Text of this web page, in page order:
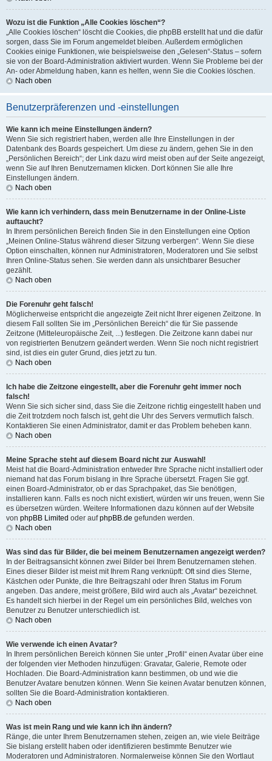
Wozu ist die Funktion „Alle Cookies löschen“?
„Alle Cookies löschen“ löscht die Cookies, die phpBB erstellt hat und die dafür
sorgen, dass Sie im Forum angemeldet bleiben. Außerdem ermöglichen
Cookies einige Funktionen, wie beispielsweise den „Gelesen“-Status – sofern
sie von der Board-Administration aktiviert wurden. Wenn Sie Probleme bei der
An- oder Abmeldung haben, kann es helfen, wenn Sie die Cookies löschen.
Nach oben
Benutzerpräferenzen und -einstellungen
Wie kann ich meine Einstellungen ändern?
Wenn Sie sich registriert haben, werden alle Ihre Einstellungen in der
Datenbank des Boards gespeichert. Um diese zu ändern, gehen Sie in den
„Persönlichen Bereich“; der Link dazu wird meist oben auf der Seite angezeigt,
wenn Sie auf Ihren Benutzernamen klicken. Dort können Sie alle Ihre
Einstellungen ändern.
Nach oben
Wie kann ich verhindern, dass mein Benutzername in der Online-Liste
auftaucht?
In Ihrem persönlichen Bereich finden Sie in den Einstellungen eine Option
„Meinen Online-Status während dieser Sitzung verbergen“. Wenn Sie diese
Option einschalten, können nur Administratoren, Moderatoren und Sie selbst
Ihren Online-Status sehen. Sie werden dann als unsichtbarer Besucher
gezählt.
Nach oben
Die Forenuhr geht falsch!
Möglicherweise entspricht die angezeigte Zeit nicht Ihrer eigenen Zeitzone. In
diesem Fall sollten Sie im „Persönlichen Bereich“ die für Sie passende
Zeitzone (Mitteleuropäische Zeit, ...) festlegen. Die Zeitzone kann dabei nur
von registrierten Benutzern geändert werden. Wenn Sie noch nicht registriert
sind, ist dies ein guter Grund, dies jetzt zu tun.
Nach oben
Ich habe die Zeitzone eingestellt, aber die Forenuhr geht immer noch
falsch!
Wenn Sie sich sicher sind, dass Sie die Zeitzone richtig eingestellt haben und
die Zeit trotzdem noch falsch ist, geht die Uhr des Servers vermutlich falsch.
Kontaktieren Sie einen Administrator, damit er das Problem beheben kann.
Nach oben
Meine Sprache steht auf diesem Board nicht zur Auswahl!
Meist hat die Board-Administration entweder Ihre Sprache nicht installiert oder
niemand hat das Forum bislang in Ihre Sprache übersetzt. Fragen Sie ggf.
einen Board-Administrator, ob er das Sprachpaket, das Sie benötigen,
installieren kann. Falls es noch nicht existiert, würden wir uns freuen, wenn Sie
es übersetzen würden. Weitere Informationen dazu können auf der Website
von phpBB Limited oder aufphpBB.de gefunden werden.
Nach oben
Was sind das für Bilder, die bei meinem Benutzernamen angezeigt werden?
In der Beitragsansicht können zwei Bilder bei Ihrem Benutzernamen stehen.
Eines dieser Bilder ist meist mit Ihrem Rang verknüpft: Oft sind dies Sterne,
Kästchen oder Punkte, die Ihre Beitragszahl oder Ihren Status im Forum
angeben. Das andere, meist größere, Bild wird auch als „Avatar“ bezeichnet.
Es handelt sich hierbei in der Regel um ein persönliches Bild, welches von
Benutzer zu Benutzer unterschiedlich ist.
Nach oben
Wie verwende ich einen Avatar?
In Ihrem persönlichen Bereich können Sie unter „Profil“ einen Avatar über eine
der folgenden vier Methoden hinzufügen: Gravatar, Galerie, Remote oder
Hochladen. Die Board-Administration kann bestimmen, ob und wie die
Benutzer Avatare benutzen können. Wenn Sie keinen Avatar benutzen können,
sollten Sie die Board-Administration kontaktieren.
Nach oben
Was ist mein Rang und wie kann ich ihn ändern?
Ränge, die unter Ihrem Benutzernamen stehen, zeigen an, wie viele Beiträge
Sie bislang erstellt haben oder identifizieren bestimmte Benutzer wie
Moderatoren und Administratoren. Normalerweise können Sie den Wortlaut